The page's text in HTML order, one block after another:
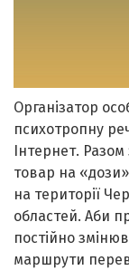
Організатор
психотропну
Інтернет.
товар на
на території
областей. Аби
постійно
маршрути